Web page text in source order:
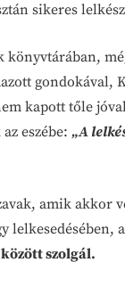
sikeres
kapott tőle
eszébe: „A
amik
szolgál.